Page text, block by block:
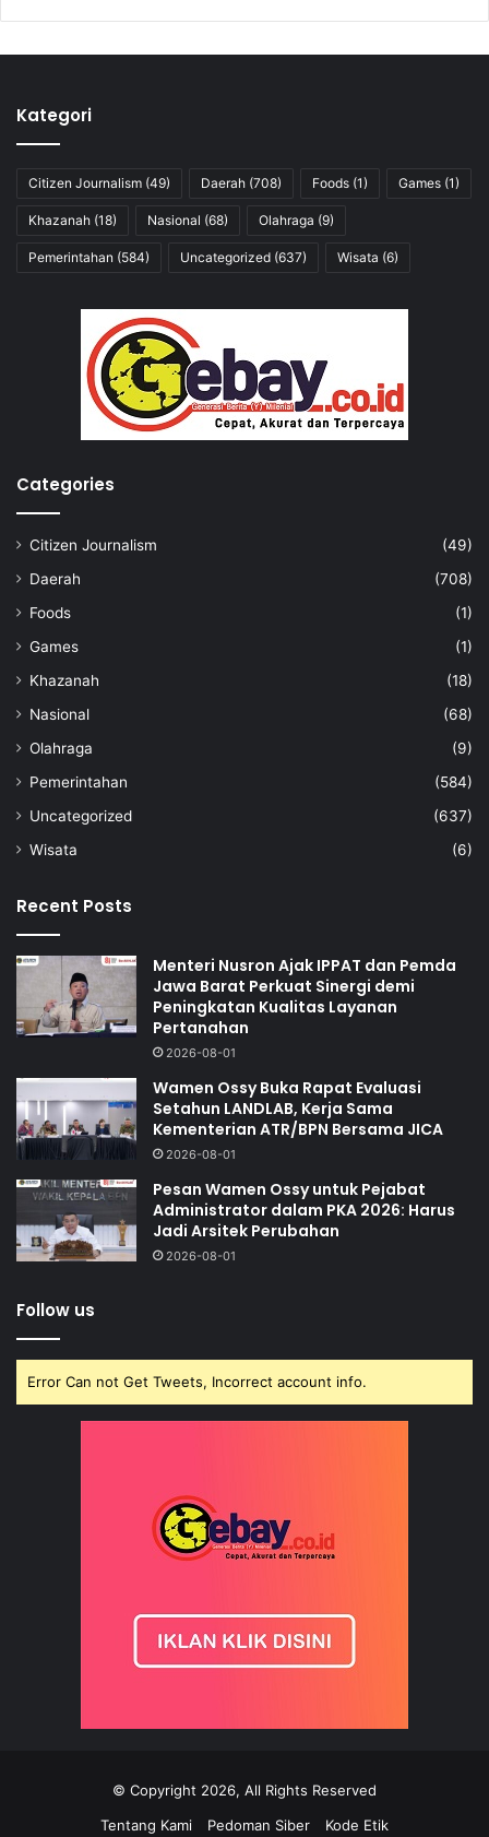
Kategori
Citizen Journalism (49) Daerah (708) Foods (1) Games (1)
Khazanah (18) Nasional (68) Olahraga (9)
Pemerintahan (584) Uncategorized (637) Wisata (6)
Categories
Citizen Journalism
(49)
Daerah
(708)
Foods
(1)
Games
(1)
Khazanah
(18)
Nasional
(68)
Olahraga
(9)
Pemerintahan
(584)
Uncategorized
(637)
Wisata
(6)
Recent Posts
Menteri Nusron Ajak IPPAT dan Pemda
Jawa Barat Perkuat Sinergi demi
Peningkatan Kualitas Layanan
Pertanahan
2026-08-01
Wamen Ossy Buka Rapat Evaluasi
Setahun LANDLAB, Kerja Sama
Kementerian ATR/BPN Bersama JICA
2026-08-01
Pesan Wamen Ossy untuk Pejabat
Administrator dalam PKA 2026: Harus
Jadi Arsitek Perubahan
2026-08-01
Follow us
Error Can not Get Tweets, Incorrect account info.
© Copyright 2026, All Rights Reserved
Tentang Kami
Pedoman Siber Kode Etik